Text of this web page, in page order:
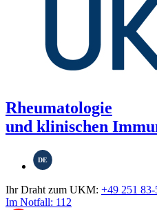
Rheumatologie
und klinischen
DE
Ihr Draht zum UKM: +49 251
Im Notfall: 112